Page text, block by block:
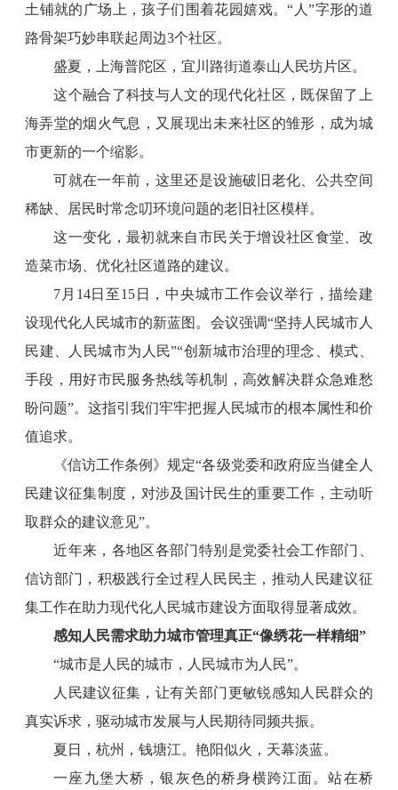
土铺就的广场上，孩子们围着花园嬉戏。“人”字形的道
路骨架巧妙串联起周边3个社区。
盛夏，上海普陀区，宜川路街道泰山人民坊片区。
这个融合了科技与人文的现代化社区，既保留了上
海弄堂的烟火气息，又展现出未来社区的雏形，成为城
市更新的一个缩影。
可就在一年前，这里还是设施破旧老化、公共空间
稀缺、居民时常念叨环境问题的老旧社区模样。
这一变化，最初就来自市民关于增设社区食堂、改
造菜市场、优化社区道路的建议。
7月14日至15日，中央城市工作会议举行，描绘建
设现代化人民城市的新蓝图。会议强调“坚持人民城市人
民建、人民城市为人民”“创新城市治理的理念、模式、
手段，用好市民服务热线等机制，高效解决群众急难愁
盼问题”。这指引我们牢牢把握人民城市的根本属性和价
值追求。
《信访工作条例》规定“各级党委和政府应当健全人
民建议征集制度，对涉及国计民生的重要工作，主动听
取群众的建议意见”。
近年来，各地区各部门特别是党委社会工作部门、
信访部门，积极践行全过程人民民主，推动人民建议征
集工作在助力现代化人民城市建设方面取得显著成效。
感知人民需求助力城市管理真正“像绣花一样精细”
“城市是人民的城市，人民城市为人民”。
人民建议征集，让有关部门更敏锐感知人民群众的
真实诉求，驱动城市发展与人民期待同频共振。
夏日，杭州，钱塘江。艳阳似火，天幕淡蓝。
一座九堡大桥，银灰色的桥身横跨江面。站在桥